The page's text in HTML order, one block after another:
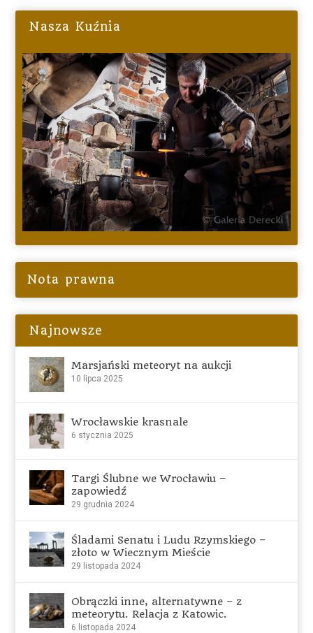
Nasza Kuźnia
Nota prawna
Najnowsze
Marsjański meteoryt na aukcji
10 lipca 2025
Wrocławskie krasnale
6 stycznia 2025
Targi Ślubne we Wrocławiu –
zapowiedź
29 grudnia 2024
Śladami Senatu i Ludu Rzymskiego –
złoto w Wiecznym Mieście
29 listopada 2024
Obrączki inne, alternatywne – z
meteorytu. Relacja z Katowic.
6 listopada 2024